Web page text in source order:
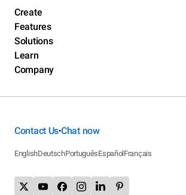
Create
Features
Solutions
Learn
Company
Contact Us•Chat now
EnglishDeutschPortuguêsEspañol Français